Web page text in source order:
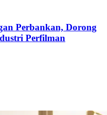
Perbankan, Dorong
Perfilman